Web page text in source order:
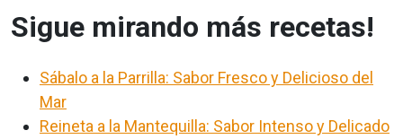
Sigue mirando más recetas!
Sábalo a la Parrilla: Sabor Fresco y Delicioso del
Mar
Reineta a la Mantequilla: Sabor Intenso y Delicado